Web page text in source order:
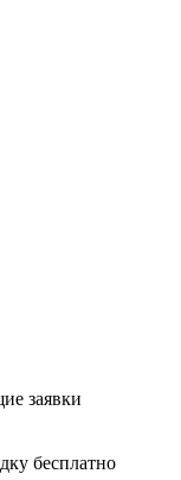
заявки
бесплатно